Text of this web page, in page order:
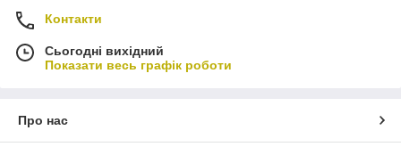
Контакти
Сьогодні вихідний
Показати весь графік роботи
Про нас